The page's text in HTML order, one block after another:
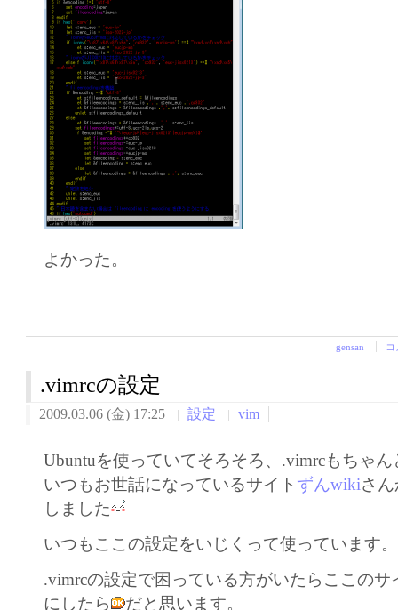
よかった。
gensan
.vimrcの設定
2009.03.06 (金) 17:25 設定 vim
Ubuntuを使っていてそろそろ、.vimrcもちゃ
いつもお世話になっているサイト ずんwikiさ
しました
いつもここの設定をいじくって使っています。
.vimrcの設定で困っている方がいたらここの
にしたら
だと思います。